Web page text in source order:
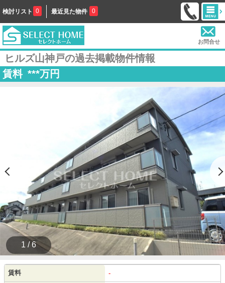
検討リスト 0 最近見た物件 0
お問合せ
ヒルズ山神戸の過去掲載物件情報
賃料 ***万円
1 / 6
賃料 -